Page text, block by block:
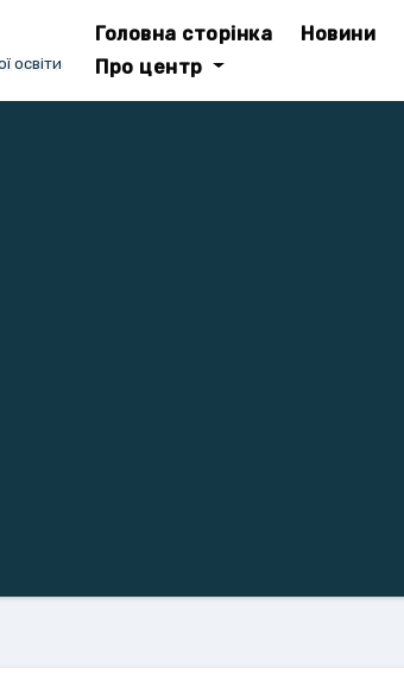
освіти
Головна сторінка Новини
Про центр